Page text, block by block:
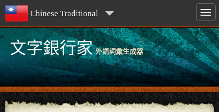
Chinese Traditional
文字銀行家 外語詞彙生成器